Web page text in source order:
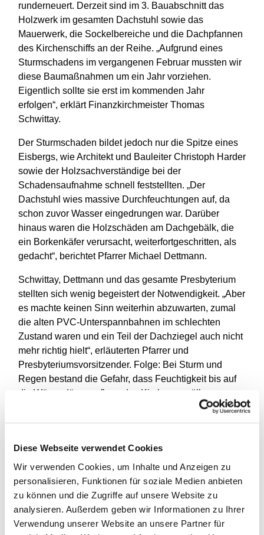
Diese Webseite verwendet Cookies
Wir verwenden Cookies, um Inhalte und Anzeigen zu
personalisieren, Funktionen für soziale Medien anbieten
zu können und die Zugriffe auf unsere Website zu
analysieren. Außerdem geben wir Informationen zu Ihrer
Verwendung unserer Website an unsere Partner für
runderneuert. Derzeit sind im 3. Bauabschnitt das
Holzwerk im gesamten Dachstuhl sowie das
Mauerwerk, die Sockelbereiche und die Dachpfannen
des Kirchenschiffs an der Reihe. „Aufgrund eines
Sturmschadens im vergangenen Februar mussten wir
diese Baumaßnahmen um ein Jahr vorziehen.
Eigentlich sollte sie erst im kommenden Jahr
erfolgen“, erklärt Finanzkirchmeister Thomas
Schwittay.
Der Sturmschaden bildet jedoch nur die Spitze eines
Eisbergs, wie Architekt und Bauleiter Christoph Harder
sowie der Holzsachverständige bei der
Schadensaufnahme schnell feststellten. „Der
Dachstuhl wies massive Durchfeuchtungen auf, da
schon zuvor Wasser eingedrungen war. Darüber
hinaus waren die Holzschäden am Dachgebälk, die
ein Borkenkäfer verursacht, weiterfortgeschritten, als
gedacht“, berichtet Pfarrer Michael Dettmann.
Schwittay, Dettmann und das gesamte Presbyterium
stellten sich wenig begeistert der Notwendigkeit. „Aber
es machte keinen Sinn weiterhin abzuwarten, zumal
die alten PVC-Unterspannbahnen im schlechten
Zustand waren und ein Teil der Dachziegel auch nicht
mehr richtig hielt“, erläuterten Pfarrer und
Presbyteriumsvorsitzender. Folge: Bei Sturm und
Regen bestand die Gefahr, dass Feuchtigkeit bis auf
die Wärmedämmauflage des Kirchengewölbes
eindringen und dort weitere Schäden am Bauwerk
verursachen könnten.
Am 16. März, dem Tag des ersten Corona-Lockdowns,
des Dachstuhls. Im November fanden die letzten
Arbeiten an der Dacheindeckung sowie der Anbau
von Regenrinnen statt. Danach geht es nur noch im
Turm weiter. Hier muss ein Teil des Holzwerks
ausgetauscht werden, aufgrund des Käferbefalls. Das